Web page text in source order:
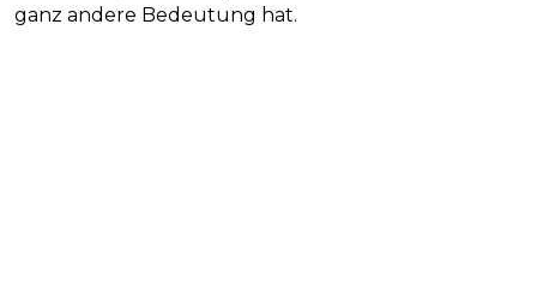
ganz andere Bedeutung hat.